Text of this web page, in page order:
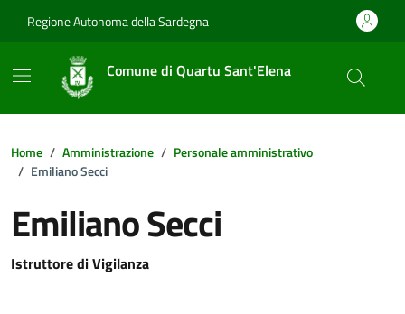
Regione Autonoma della Sardegna
Comune di Quartu Sant'Elena
Home Amministrazione
Personale amministrativo
Emiliano Secci
Emiliano Secci
Dettagli della notizia
Istruttore di Vigilanza